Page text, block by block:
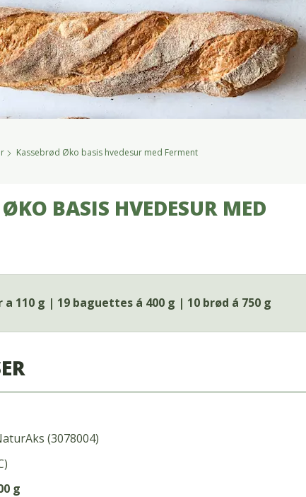
Kassebrød Øko basis hvedesur med Ferment
BASIS HVEDESUR MED
a 110 g | 19 baguettes á 400 g | 10 brød á 750 g
(3078004)
g